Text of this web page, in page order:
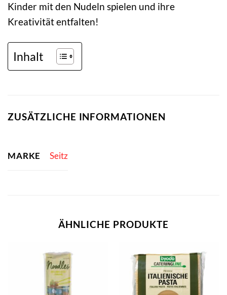
Kinder mit den Nudeln spielen und ihre
Kreativität entfalten!
Inhalt
ZUSÄTZLICHE INFORMATIONEN
MARKE Seitz
ÄHNLICHE PRODUKTE